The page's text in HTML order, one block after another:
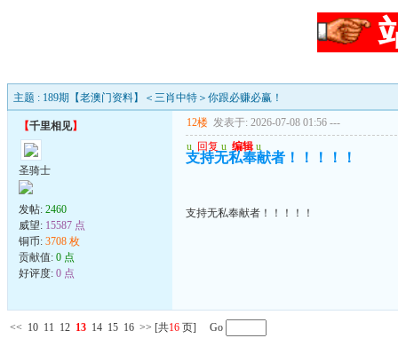
主题 : 189期【老澳门资料】＜三肖中特＞你跟必赚必赢！
【千里相见】
圣骑士
发帖: 2460
威望: 15587 点
铜币: 3708 枚
贡献值: 0 点
好评度: 0 点
12楼 发表于: 2026-07-08 01:56 ---
u 回复 u 编辑 u
支持无私奉献者！！！！！
支持无私奉献者！！！！！
<< 10 11 12 13 14 15 16 >> [共16 页] Go